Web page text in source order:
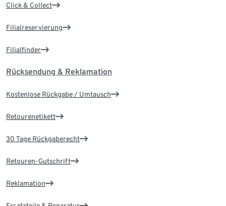
Click & Collect
Filialreservierung
Filialfinder
Rücksendung & Reklamation
Kostenlose Rückgabe / Umtausch
Retourenetikett
30 Tage Rückgaberecht
Retouren-Gutschrift
Reklamation